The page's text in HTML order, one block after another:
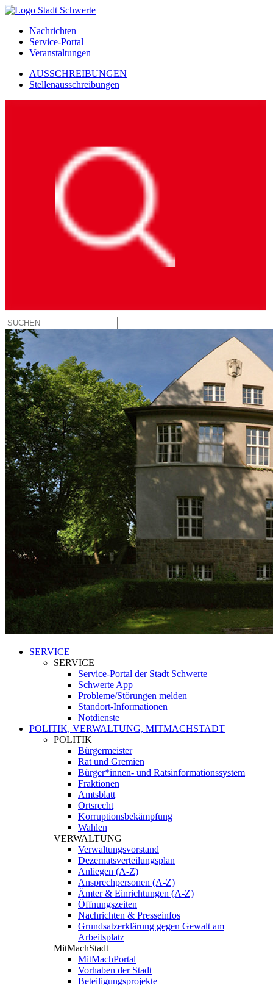
Nachrichten
Service-Portal
Veranstaltungen
AUSSCHREIBUNGEN
Stellenausschreibungen
SERVICE
SERVICE
Service-Portal der Stadt Schwerte
Schwerte App
Probleme/Störungen melden
Standort-Informationen
Notdienste
POLITIK, VERWALTUNG, MITMACHSTADT
POLITIK
Bürgermeister
Rat und Gremien
Bürger*innen- und Ratsinformationssystem
Fraktionen
Amtsblatt
Ortsrecht
Korruptionsbekämpfung
Wahlen
VERWALTUNG
Verwaltungsvorstand
Dezernatsverteilungsplan
Anliegen (A-Z)
Ansprechpersonen (A-Z)
Ämter & Einrichtungen (A-Z)
Öffnungszeiten
Nachrichten & Presseinfos
Grundsatzerklärung gegen Gewalt am
Arbeitsplatz
MitMachStadt
MitMachPortal
Vorhaben der Stadt
Beteiligungsprojekte